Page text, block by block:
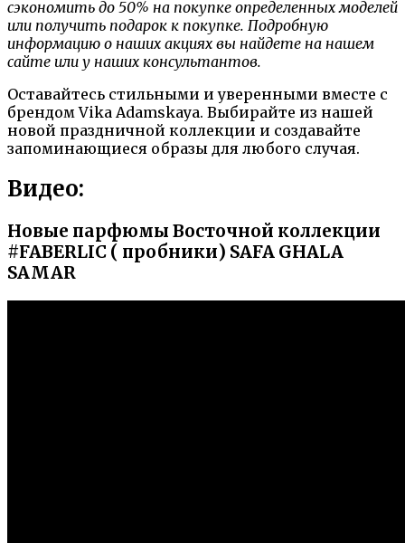
сэкономить до 50% на покупке определенных моделей
или получить подарок к покупке. Подробную
информацию о наших акциях вы найдете на нашем
сайте или у наших консультантов.
Оставайтесь стильными и уверенными вместе с
брендом Vika Adamskaya. Выбирайте из нашей
новой праздничной коллекции и создавайте
запоминающиеся образы для любого случая.
Видео:
Новые парфюмы Восточной коллекции
#FABERLIC ( пробники) SAFA GHALA
SAMAR